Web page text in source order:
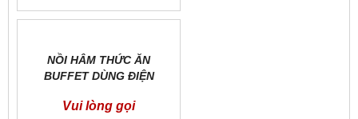
NỒI HÂM THỨC ĂN
BUFFET DÙNG ĐIỆN
Vui lòng gọi